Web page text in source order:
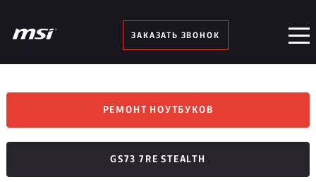
ЗАКАЗАТЬ ЗВОНОК
РЕМОНТ НОУТБУКОВ
GS73 7RE STEALTH